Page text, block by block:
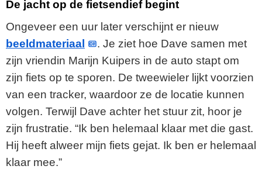
De jacht op de fietsendief begint
Ongeveer een uur later verschijnt er nieuw
beeldmateriaal
. Je ziet hoe Dave samen met
zijn vriendin Marijn Kuipers in de auto stapt om
zijn fiets op te sporen. De tweewieler lijkt voorzien
van een tracker, waardoor ze de locatie kunnen
volgen. Terwijl Dave achter het stuur zit, hoor je
zijn frustratie. “Ik ben helemaal klaar met die gast.
Hij heeft alweer mijn fiets gejat. Ik ben er helemaal
klaar mee.”